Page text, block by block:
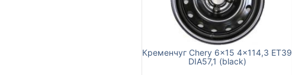
Кременчуг Chery 6x15 4x114,3 ET39
DIA57,1 (black)